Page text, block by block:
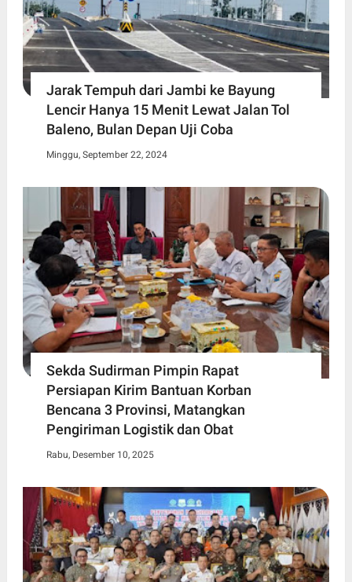
Jarak Tempuh dari Jambi ke Bayung
Lencir Hanya 15 Menit Lewat Jalan Tol
Baleno, Bulan Depan Uji Coba
Minggu, September 22, 2024
Sekda Sudirman Pimpin Rapat
Persiapan Kirim Bantuan Korban
Bencana 3 Provinsi, Matangkan
Pengiriman Logistik dan Obat
Rabu, Desember 10, 2025